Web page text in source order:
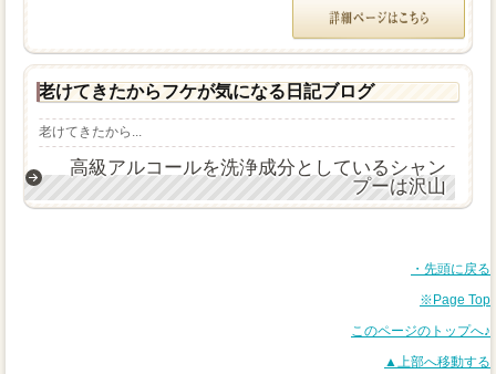
老けてきたからフケが気になる日記ブログ
老けてきたから...
高級アルコールを洗浄成分としているシャン
プーは沢山
・先頭に戻る
※Page Top
このページのトップへ♪
▲上部へ移動する